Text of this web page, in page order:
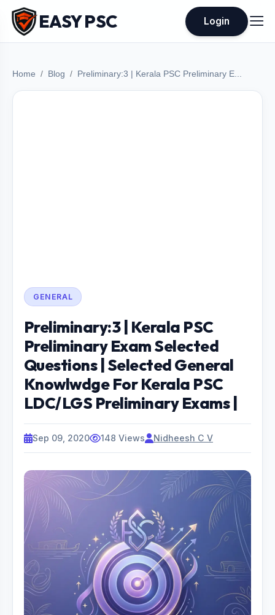
EASY PSC Login
Home Blog Preliminary:3 | Kerala PSC Preliminary E...
GENERAL
Preliminary:3 | Kerala PSC
Preliminary Exam Selected
Questions | Selected General
Knowlwdge For Kerala PSC
LDC/LGS Preliminary Exams |
Sep 09, 2020 148 Views Nidheesh C V